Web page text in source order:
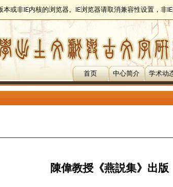
本或非IE内核的浏览器。IE浏览器请取消兼容性设置，非
首页 中心简介 学术动
陳偉教授《燕説集》出版